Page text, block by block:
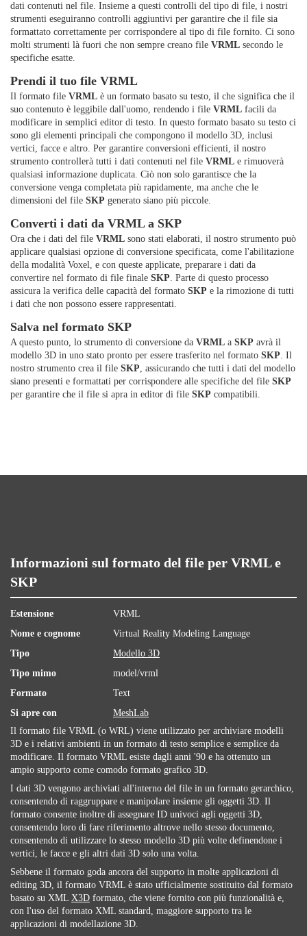
dati contenuti nel file. Insieme a questi controlli del tipo di file, i nostri
strumenti eseguiranno controlli aggiuntivi per garantire che il file sia
formattato correttamente per corrispondere al tipo di file fornito. Ci sono
molti strumenti là fuori che non sempre creano file VRML secondo le
specifiche esatte.
Prendi il tuo file VRML
Il formato file VRML è un formato basato su testo, il che significa che il
suo contenuto è leggibile dall'uomo, rendendo i file VRML facili da
modificare in semplici editor di testo. In questo formato basato su testo ci
sono gli elementi principali che compongono il modello 3D, inclusi
vertici, facce e altro. Per garantire conversioni efficienti, il nostro
strumento controllerà tutti i dati contenuti nel file VRML e rimuoverà
qualsiasi informazione duplicata. Ciò non solo garantisce che la
conversione venga completata più rapidamente, ma anche che le
dimensioni del file SKP generato siano più piccole.
Converti i dati da VRML a SKP
Ora che i dati del file VRML sono stati elaborati, il nostro strumento può
applicare qualsiasi opzione di conversione specificata, come l'abilitazione
della modalità Voxel, e con queste applicate, preparare i dati da
convertire nel formato di file finale SKP. Parte di questo processo
assicura la verifica delle capacità del formato SKP e la rimozione di tutti
i dati che non possono essere rappresentati.
Salva nel formato SKP
A questo punto, lo strumento di conversione da VRML a SKP avrà il
modello 3D in uno stato pronto per essere trasferito nel formato SKP. Il
nostro strumento crea il file SKP, assicurando che tutti i dati del modello
siano presenti e formattati per corrispondere alle specifiche del file SKP
per garantire che il file si apra in editor di file SKP compatibili.
Informazioni sul formato del file per VRML e
SKP
Estensione
VRML
Nome e cognome
Virtual Reality Modeling Language
Tipo
Modello 3D
Tipo mimo
model/vrml
Formato
Text
Si apre con
MeshLab
Il formato file VRML (o WRL) viene utilizzato per archiviare modelli
3D e i relativi ambienti in un formato di testo semplice e semplice da
modificare. Il formato VRML esiste dagli anni '90 e ha ottenuto un
ampio supporto come comodo formato grafico 3D.
I dati 3D vengono archiviati all'interno del file in un formato gerarchico,
consentendo di raggruppare e manipolare insieme gli oggetti 3D. Il
formato consente inoltre di assegnare ID univoci agli oggetti 3D,
consentendo loro di fare riferimento altrove nello stesso documento,
consentendo di utilizzare lo stesso modello 3D più volte definendone i
vertici, le facce e gli altri dati 3D solo una volta.
Sebbene il formato goda ancora del supporto in molte applicazioni di
editing 3D, il formato VRML è stato ufficialmente sostituito dal formato
basato su XML X3D formato, che viene fornito con più funzionalità e,
con l'uso del formato XML standard, maggiore supporto tra le
applicazioni di modellazione 3D.